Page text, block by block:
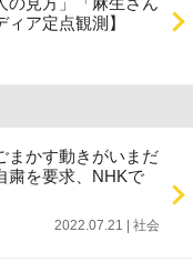
ア定点観測】
まかす動きがいまだ
粛を要求、NHKで
2022.07.21 | 社会